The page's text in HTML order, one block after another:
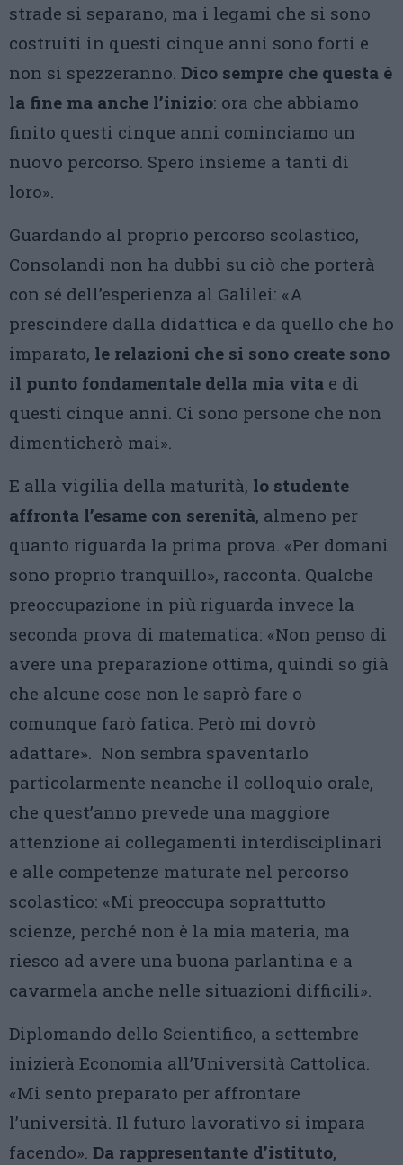
strade si separano, ma i legami che si sono
costruiti in questi cinque anni sono forti e
non si spezzeranno. Dico sempre che questa è
la fine ma anche l’inizio: ora che abbiamo
finito questi cinque anni cominciamo un
nuovo percorso. Spero insieme a tanti di
loro».
Guardando al proprio percorso scolastico,
Consolandi non ha dubbi su ciò che porterà
con sé dell’esperienza al Galilei: «A
prescindere dalla didattica e da quello che ho
imparato, le relazioni che si sono create sono
il punto fondamentale della mia vita e di
questi cinque anni. Ci sono persone che non
dimenticherò mai».
E alla vigilia della maturità, lo studente
affronta l’esame con serenità, almeno per
quanto riguarda la prima prova. «Per domani
sono proprio tranquillo», racconta. Qualche
preoccupazione in più riguarda invece la
seconda prova di matematica: «Non penso di
avere una preparazione ottima, quindi so già
che alcune cose non le saprò fare o
comunque farò fatica. Però mi dovrò
adattare». Non sembra spaventarlo
particolarmente neanche il colloquio orale,
che quest’anno prevede una maggiore
attenzione ai collegamenti interdisciplinari
e alle competenze maturate nel percorso
scolastico: «Mi preoccupa soprattutto
scienze, perché non è la mia materia, ma
riesco ad avere una buona parlantina e a
cavarmela anche nelle situazioni difficili».
Diplomando dello Scientifico, a settembre
inizierà Economia all’Università Cattolica.
«Mi sento preparato per affrontare
l’università. Il futuro lavorativo si impara
facendo». Da rappresentante d’istituto,